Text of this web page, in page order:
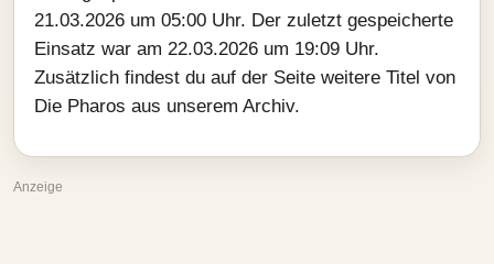
21.03.2026 um 05:00 Uhr. Der zuletzt gespeicherte
Einsatz war am 22.03.2026 um 19:09 Uhr.
Zusätzlich findest du auf der Seite weitere Titel von
Die Pharos aus unserem Archiv.
Anzeige